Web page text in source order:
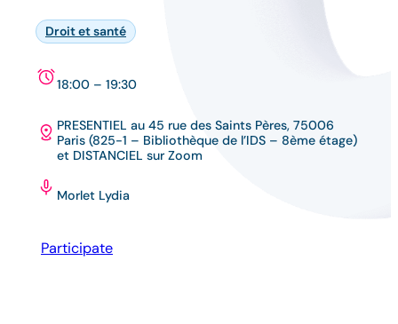
Droit et santé
18:00 – 19:30
PRESENTIEL au 45 rue des Saints Pères, 75006
Paris (825-1 – Bibliothèque de l’IDS – 8ème étage)
et DISTANCIEL sur Zoom
Morlet Lydia
Participate